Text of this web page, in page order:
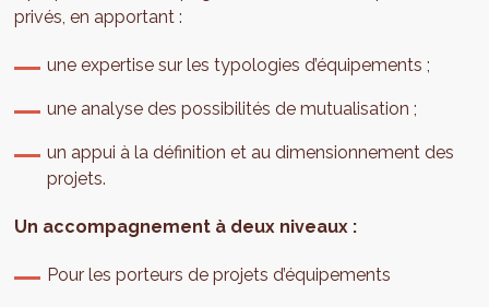
privés, en apportant :
une expertise sur les typologies d’équipements ;
une analyse des possibilités de mutualisation ;
un appui à la définition et au dimensionnement des
projets.
Un accompagnement à deux niveaux :
Pour les porteurs de projets d’équipements